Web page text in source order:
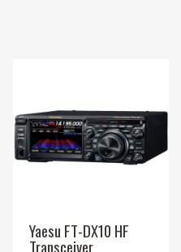
Yaesu FT-DX10 HF
Transceiver